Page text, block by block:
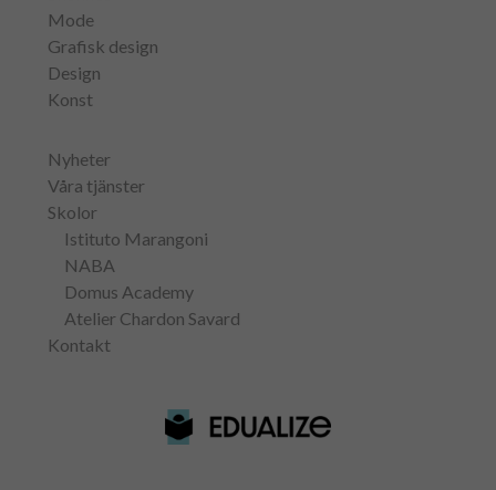
Mode
Grafisk design
Design
Konst
Nyheter
Våra tjänster
Skolor
Istituto Marangoni
NABA
Domus Academy
Atelier Chardon Savard
Kontakt